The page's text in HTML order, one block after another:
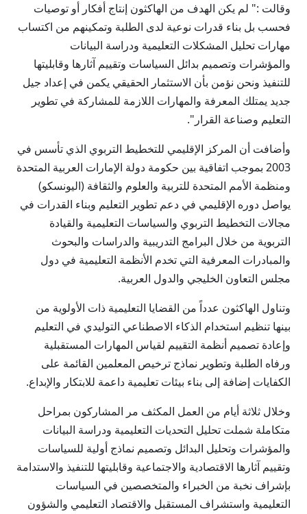
وقالت :" لم يكن الهدف من الهاكثون إنتاج أفكار أو توصيات
فحسب بل بناء قدرات نوعية لدى الطلبة وتمكينهم من اكتساب
مهارات تحليل المشكلات التعليمية ودراسة البيانات
والمؤشرات وتصميم بدائل السياسات وتقييم آثارها وقابليتها
للتنفيذ ونحن نؤمن بأن الاستثمار الحقيقي يكمن في إعداد جيل
جديد يمتلك المعرفة والمهارات اللازمة للمشاركة في تطوير
التعليم وصناعة القرار".
وأضافت أن المركز الإقليمي للتخطيط التربوي الذي تأسس في
2003 بموجب اتفاقية بين حكومة دولة الإمارات العربية المتحدة
ومنظمة الأمم المتحدة للتربية والعلوم والثقافة (اليونسكو)
يواصل دوره الإقليمي في دعم تطوير التعليم وبناء القدرات في
مجالات التخطيط التربوي والسياسات التعليمية والقيادة
التربوية من خلال البرامج التدريبية والدراسات والبحوث
والمبادرات المعرفية التي تخدم الأنظمة التعليمية في دول
مجلس التعاون الخليجي والدول العربية.
وتناول الهاكثون عدداً من القضايا التعليمية ذات الأولوية من
بينها تنظيم استخدام الذكاء الاصطناعي التوليدي في التعليم
وإعادة تصميم أنظمة التقييم لقياس المهارات المستقبلية
ورفاه الطلبة وتطوير نماذج ترخيص المعلمين القائمة على
الكفايات إضافة إلى بناء بيئات تعليمية داعمة للابتكار والإبداع.
وخلال ثلاثة أيام من العمل المكثف مر المشاركون بمراحل
متكاملة شملت تحليل التحديات التعليمية ودراسة البيانات
والمؤشرات وتحليل البدائل وتصميم نماذج أولية للسياسات
وتقييم آثارها الاقتصادية والاجتماعية وقابليتها للتنفيذ والاستدامة
بإشراف نخبة من الخبراء والمتخصصين في السياسات
التعليمية واستشراف المستقبل والاقتصاد التعليمي والشؤون